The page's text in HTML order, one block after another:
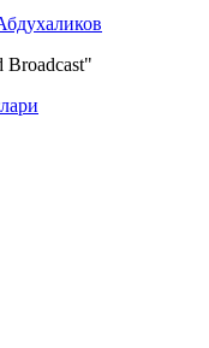
Broadcast"